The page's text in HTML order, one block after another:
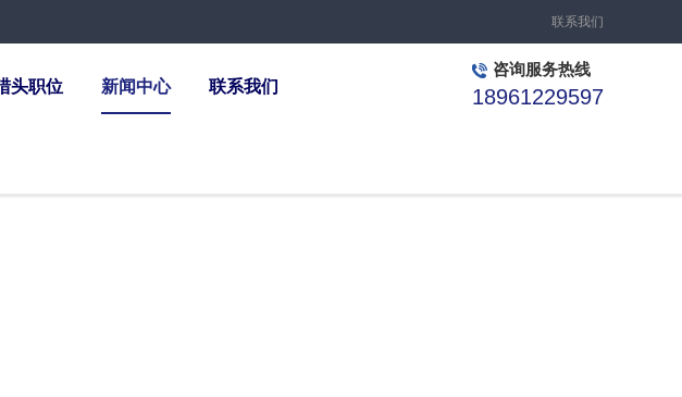
联系我们
头职位 新闻中心 联系我们
咨询服务热线
18961229597